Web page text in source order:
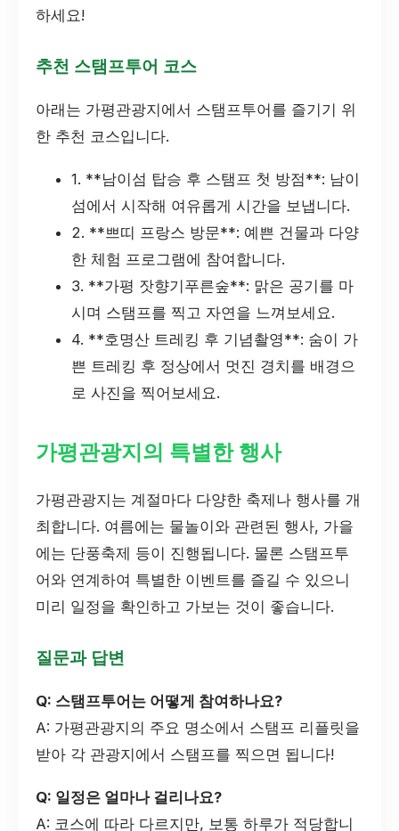
하세요!
추천 스탬프투어 코스
아래는 가평관광지에서 스탬프투어를 즐기기 위
한 추천 코스입니다.
1. **남이섬 탑승 후 스탬프 첫 방점**: 남이
섬에서 시작해 여유롭게 시간을 보냅니다.
2. **쁘띠 프랑스 방문**: 예쁜 건물과 다양
한 체험 프로그램에 참여합니다.
3. **가평 잣향기푸른숲**: 맑은 공기를 마
시며 스탬프를 찍고 자연을 느껴보세요.
4. **호명산 트레킹 후 기념촬영**: 숨이 가
쁜 트레킹 후 정상에서 멋진 경치를 배경으
로 사진을 찍어보세요.
가평관광지의 특별한 행사
가평관광지는 계절마다 다양한 축제나 행사를 개
최합니다. 여름에는 물놀이와 관련된 행사, 가을
에는 단풍축제 등이 진행됩니다. 물론 스탬프투
어와 연계하여 특별한 이벤트를 즐길 수 있으니
미리 일정을 확인하고 가보는 것이 좋습니다.
질문과 답변
Q: 스탬프투어는 어떻게 참여하나요?
A: 가평관광지의 주요 명소에서 스탬프 리플릿을
받아 각 관광지에서 스탬프를 찍으면 됩니다!
Q: 일정은 얼마나 걸리나요?
A: 코스에 따라 다르지만, 보통 하루가 적당합니